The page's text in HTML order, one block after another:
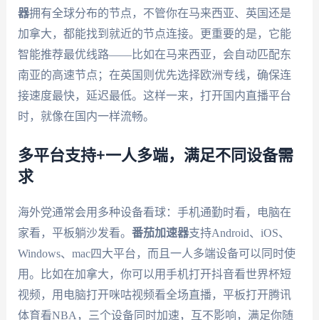
器拥有全球分布的节点，不管你在马来西亚、英国还是
加拿大，都能找到就近的节点连接。更重要的是，它能
智能推荐最优线路——比如在马来西亚，会自动匹配东
南亚的高速节点；在英国则优先选择欧洲专线，确保连
接速度最快，延迟最低。这样一来，打开国内直播平台
时，就像在国内一样流畅。
多平台支持+一人多端，满足不同设备需
求
海外党通常会用多种设备看球：手机通勤时看，电脑在
家看，平板躺沙发看。 番茄加速器支持Android、iOS、
Windows、mac四大平台，而且一人多端设备可以同时使
用。比如在加拿大，你可以用手机打开抖音看世界杯短
视频，用电脑打开咪咕视频看全场直播，平板打开腾讯
体育看NBA，三个设备同时加速，互不影响，满足你随